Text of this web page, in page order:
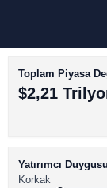
BİTCOİN
Toplam Piyasa
$2,21
Yatırımcı Duygusu
Korkak